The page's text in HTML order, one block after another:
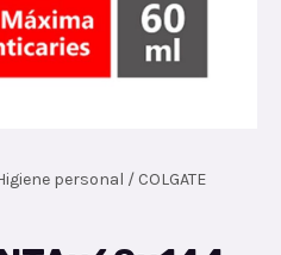
personal / COLGATE